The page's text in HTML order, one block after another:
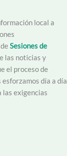
local a
Sesiones de
las noticias y
el proceso de
día a día
las exigencias